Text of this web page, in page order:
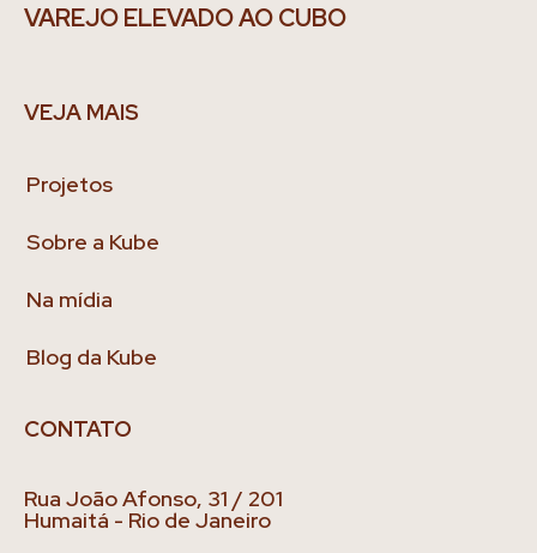
VAREJO ELEVADO AO CUBO
VEJA MAIS
Projetos
Sobre a Kube
Na mídia
Blog da Kube
CONTATO
Rua João Afonso, 31 / 201
Humaitá - Rio de Janeiro